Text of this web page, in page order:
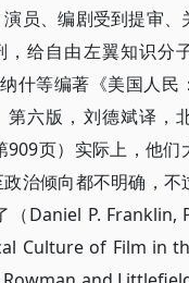
员、编剧受到提审、
，给自由左翼知识分
纳什等编著《美国人民
第六版，刘德斌译，
909页）实际上，他们
治倾向都不明确，不
（Daniel P. Franklin,
Culture of Film in